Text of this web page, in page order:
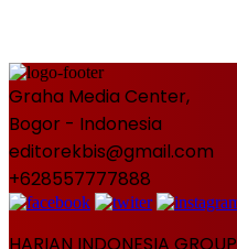
Graha Media Center,
Bogor - Indonesia
editorekbis@gmail.com
+628557777888